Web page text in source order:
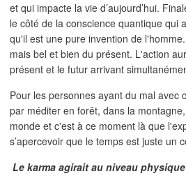
et qui impacte la vie d’aujourd’hui.
le côté de la conscience quantique qui
qu'il est une pure invention de
mais bel et bien du présent. L'action
présent et le futur arrivant
Pour les personnes ayant du mal avec
par méditer en forêt, dans la
monde et c'est à ce moment là que
s’apercevoir que le temps est juste un
Le karma agirait au niveau